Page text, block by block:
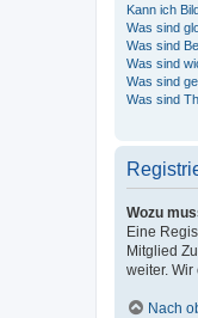
Kann ich
Was sind
Was sind
Was sind
Was sind
Was sind
Wozu
Eine
Mitglied
weiter.
Nach